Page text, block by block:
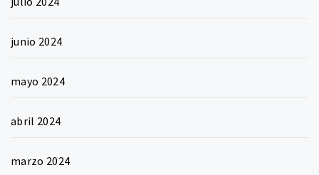
junio 2024
mayo 2024
abril 2024
marzo 2024